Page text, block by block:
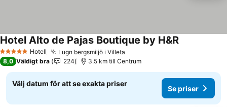
5 Stjärnor Hotell Lugn bergsmiljö i Villeta
Hotel Alto de Pajas Boutique by H&R
8,0 Väldigt bra 224 3.5 km till Centrum
Välj datum för att se exakta priser
Se priser